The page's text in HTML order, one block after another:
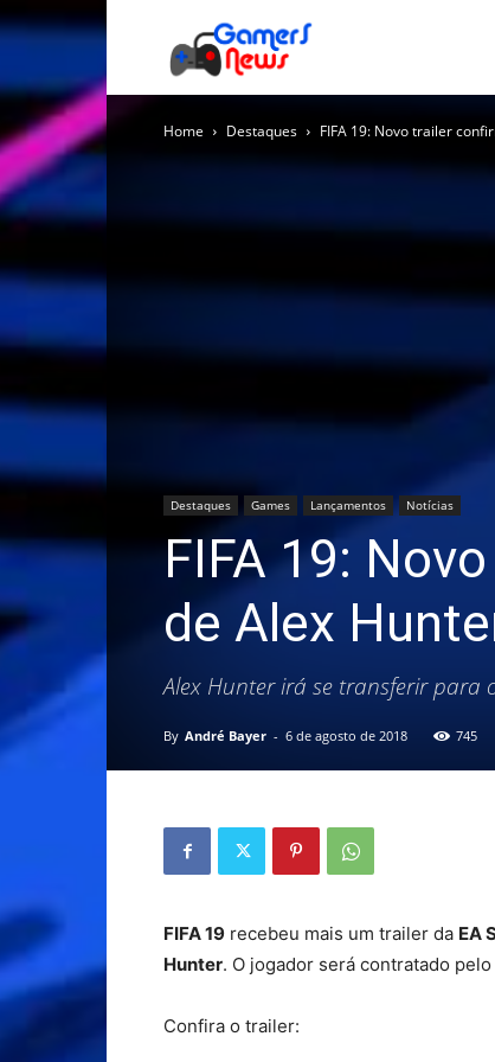
News
Home Destaques FIFA 19: Novo trailer
Destaques Games Lançamentos Notícias
FIFA 19:
de Alex
Alex Hunter irá se transferir para
By André Bayer - 6 de agosto de 2018 745
FIFA 19 recebeu mais um trailer da EA
Hunter. O jogador será contratado pelo
Confira o trailer: